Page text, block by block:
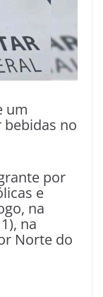
um
no
por
e
na
na
Norte do